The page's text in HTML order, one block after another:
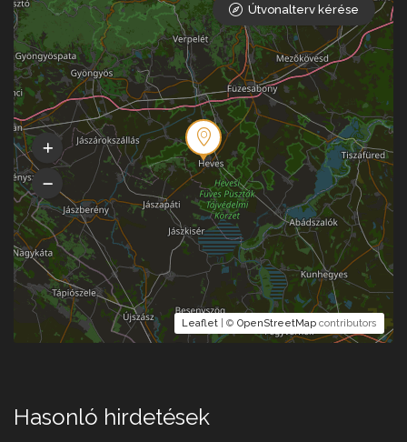
Leaflet | © OpenStreetMap contributors
Útvonalterv kérése
Hasonló hirdetések